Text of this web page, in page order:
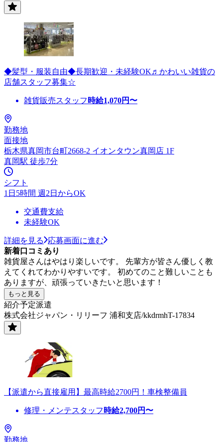
◆髪型・服装自由◆長期歓迎・未経験OK♬かわいい雑貨の
店舗スタッフ募集☆
雑貨販売スタッフ 時給1,070円〜
勤務地
面接地
栃木県真岡市台町2668-2 イオンタウン真岡店 1F
真岡駅 徒歩7分
シフト
1日5時間 週2日からOK
交通費支給
未経験OK
詳細を見る
応募画面に進む
新着口コミあり
雑貨屋さんはやはり楽しいです。 先輩方が皆さん優しく教
えてくれてわかりやすいです。 初めてのこと難しいことも
ありますが、頑張っていきたいと思います！
もっと見る
紹介予定派遣
株式会社ジャパン・リリーフ 浦和支店/kkdrmhT-17834
【派遣から直接雇用】最高時給2700円！車検整備員
修理・メンテスタッフ 時給2,700円〜
勤務地